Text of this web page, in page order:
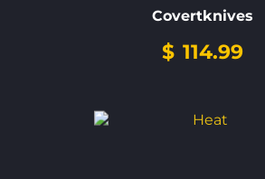
Covertknives
$ 114.99